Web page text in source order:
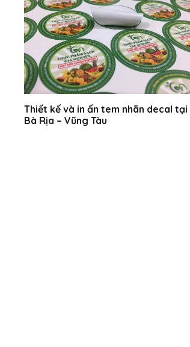
Thiết kế và in ấn tem nhãn decal tại
Bà Rịa – Vũng Tàu